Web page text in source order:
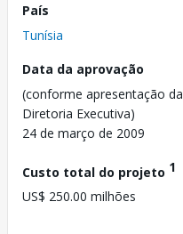
País
Tunísia
Data da aprovação
(conforme apresentação da
Diretoria Executiva)
24 de março de 2009
Custo total do projeto 1
US$ 250.00 milhões